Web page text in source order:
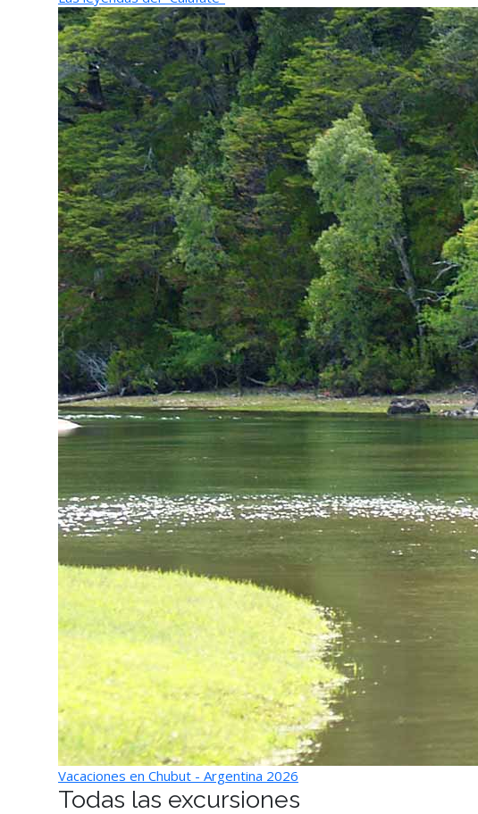
Vacaciones en Chubut - Argentina 2026
Todas las excursiones